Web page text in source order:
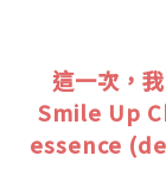
這一次，
Smile Up
essence